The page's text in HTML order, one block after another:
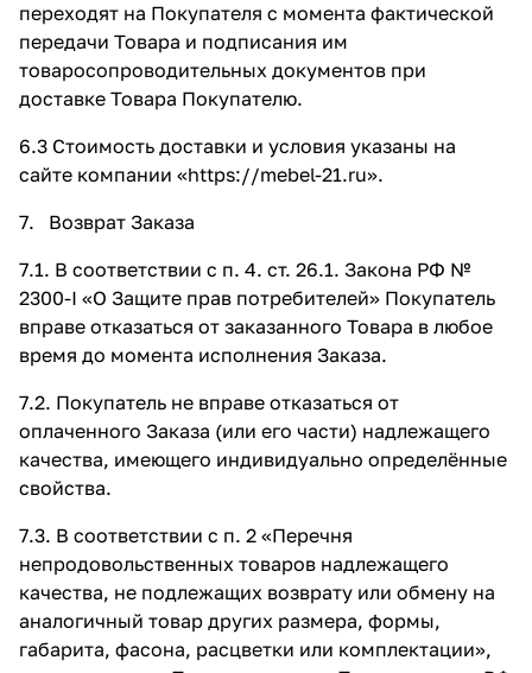
переходят на Покупателя с момента фактической
передачи Товара и подписания им
товаросопроводительных документов при
доставке Товара Покупателю.
6.3 Стоимость доставки и условия указаны на
сайте компании «https://mebel-21.ru».
7. Возврат Заказа
7.1. В соответствии с п. 4. ст. 26.1. Закона РФ №
2300-I «О Защите прав потребителей» Покупатель
вправе отказаться от заказанного Товара в любое
время до момента исполнения Заказа.
7.2. Покупатель не вправе отказаться от
оплаченного Заказа (или его части) надлежащего
качества, имеющего индивидуально определённые
свойства.
7.3. В соответствии с п. 2 «Перечня
непродовольственных товаров надлежащего
качества, не подлежащих возврату или обмену на
аналогичный товар других размера, формы,
габарита, фасона, расцветки или комплектации»,